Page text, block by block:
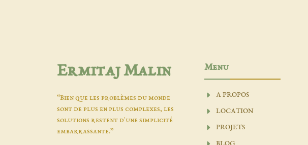
Ermitaj Malin
“Bien que les problèmes du monde
sont de plus en plus complexes, les
solutions restent d'une simplicité
embarrassante.”
Menu
A PROPOS
LOCATION
PROJETS
BLOG